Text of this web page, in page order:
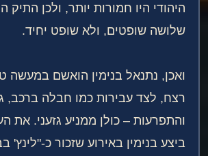
היהודי היו חמורות יותר, ולכן התיק
שלושה שופטים, ולא שופט יחיד.
ואכן, נתנאל בנימין הואשם במעשה
רצח, לצד עבירות כמו חבלה ברכב,
והתפרעות – כולן ממניע גזעני. את
ביצע בנימין באירוע שזכור כ-"לינץ'